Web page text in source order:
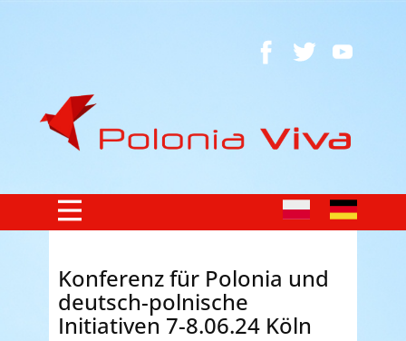
Konferenz für Polonia und
deutsch-polnische
Initiativen 7-8.06.24 Köln